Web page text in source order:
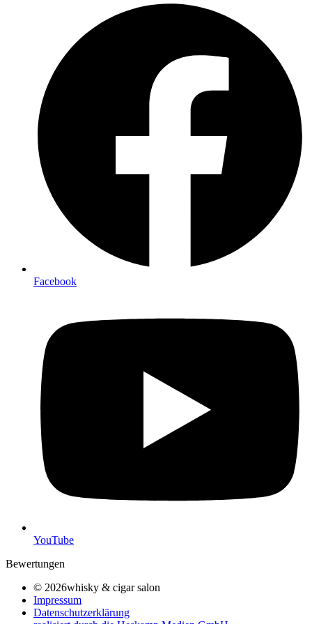
Facebook
YouTube
Bewertungen
© 2026whisky & cigar salon
Impressum
Datenschutzerklärung